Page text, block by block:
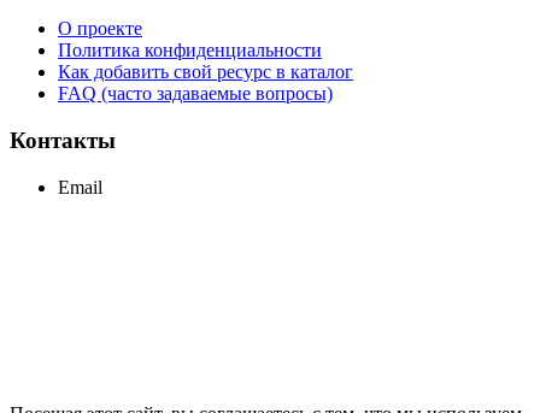
О проекте
Политика конфиденциальности
Как добавить свой ресурс в каталог
FAQ (часто задаваемые вопросы)
Контакты
Email